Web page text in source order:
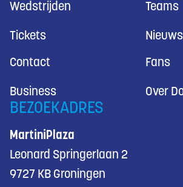
Wedstrijden Teams
Tickets Nieuws
Contact Fans
Business Over
BEZOEKADRES
MartiniPlaza
Leonard Springerlaan 2
9727 KB Groningen